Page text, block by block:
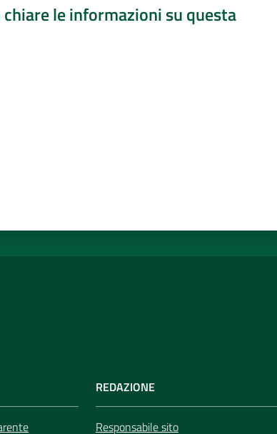
le informazioni su questa
REDAZIONE
Responsabile sito